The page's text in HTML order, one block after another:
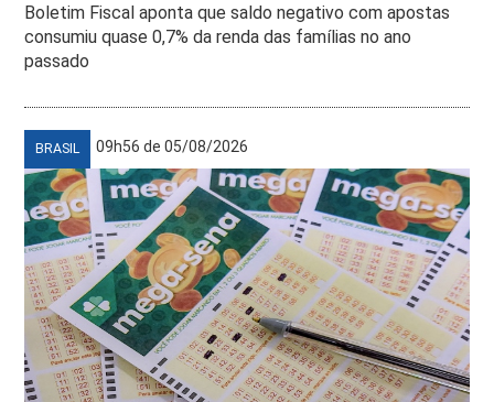
Boletim Fiscal aponta que saldo negativo com apostas
consumiu quase 0,7% da renda das famílias no ano
passado
BRASIL 09h56 de 05/08/2026